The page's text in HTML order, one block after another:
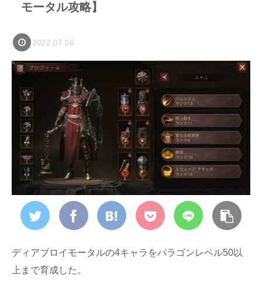
モータル攻略】
2022.07.06
ディアブロイモータルの4キャラをパラゴンレベル50以
上まで育成した。